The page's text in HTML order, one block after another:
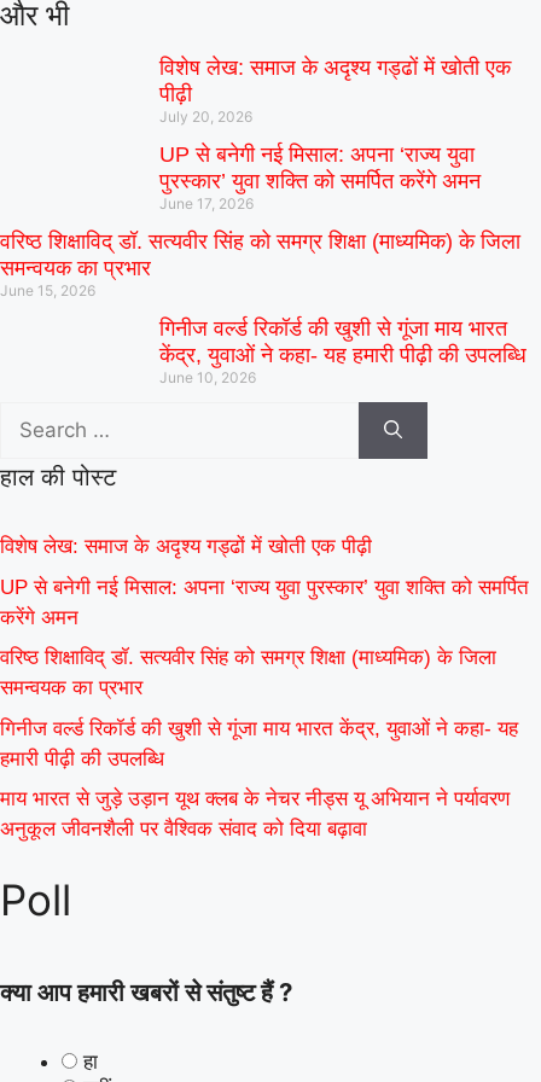
और भी
विशेष लेख: समाज के अदृश्य गड्ढों में खोती एक
पीढ़ी
July 20, 2026
UP से बनेगी नई मिसाल: अपना ‘राज्य युवा
पुरस्कार’ युवा शक्ति को समर्पित करेंगे अमन
June 17, 2026
वरिष्ठ शिक्षाविद् डॉ. सत्यवीर सिंह को समग्र शिक्षा (माध्यमिक) के जिला
समन्वयक का प्रभार
June 15, 2026
गिनीज वर्ल्ड रिकॉर्ड की खुशी से गूंजा माय भारत
केंद्र, युवाओं ने कहा- यह हमारी पीढ़ी की उपलब्धि
June 10, 2026
हाल की पोस्ट
विशेष लेख: समाज के अदृश्य गड्ढों में खोती एक पीढ़ी
UP से बनेगी नई मिसाल: अपना ‘राज्य युवा पुरस्कार’ युवा शक्ति को समर्पित
करेंगे अमन
वरिष्ठ शिक्षाविद् डॉ. सत्यवीर सिंह को समग्र शिक्षा (माध्यमिक) के जिला
समन्वयक का प्रभार
गिनीज वर्ल्ड रिकॉर्ड की खुशी से गूंजा माय भारत केंद्र, युवाओं ने कहा- यह
हमारी पीढ़ी की उपलब्धि
माय भारत से जुड़े उड़ान यूथ क्लब के नेचर नीड्स यू अभियान ने पर्यावरण
अनुकूल जीवनशैली पर वैश्विक संवाद को दिया बढ़ावा
Poll
क्या आप हमारी खबरों से संतुष्ट हैं ?
हा